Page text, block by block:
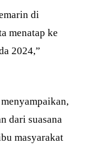
di
menatap ke
2024,”
dari suasana
masyarakat